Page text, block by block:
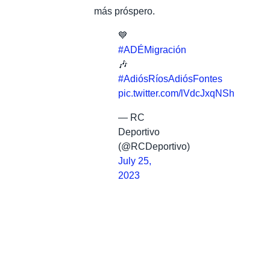
más próspero.
💙
#ADÉMigración
🎶
#AdiósRíosAdiósFontes
pic.twitter.com/lVdcJxqNSh
— RC
Deportivo
(@RCDeportivo)
July 25,
2023